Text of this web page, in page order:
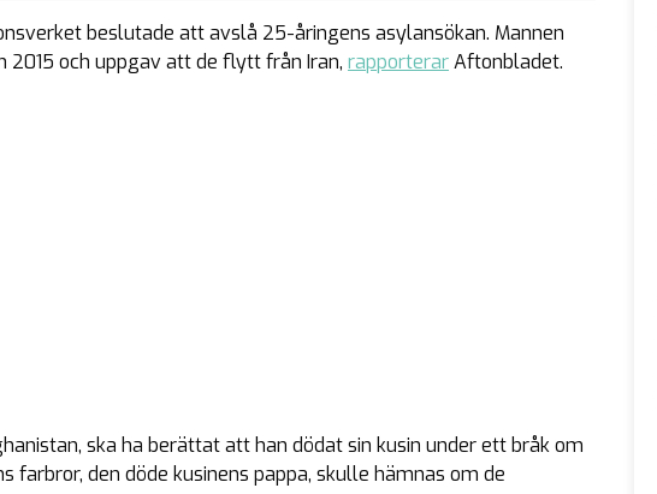
beslutade att avslå 25-åringens asylansökan. Mannen
och uppgav att de flytt från Iran, rapporterarAftonbladet.
ska ha berättat att han dödat sin kusin under ett bråk om
farbror, den döde kusinens pappa, skulle hämnas om de